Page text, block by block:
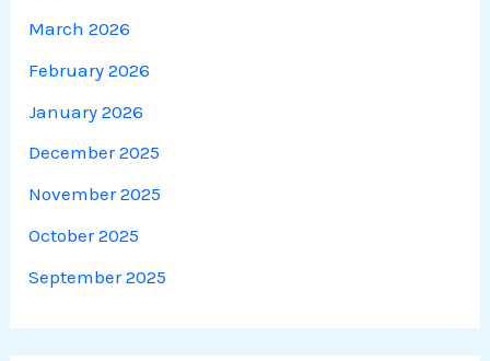
March 2026
February 2026
January 2026
December 2025
November 2025
October 2025
September 2025